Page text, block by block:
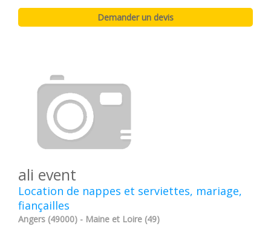
ali event
Location de nappes et serviettes, mariage,
fiançailles
Angers (49000) - Maine et Loire (49)